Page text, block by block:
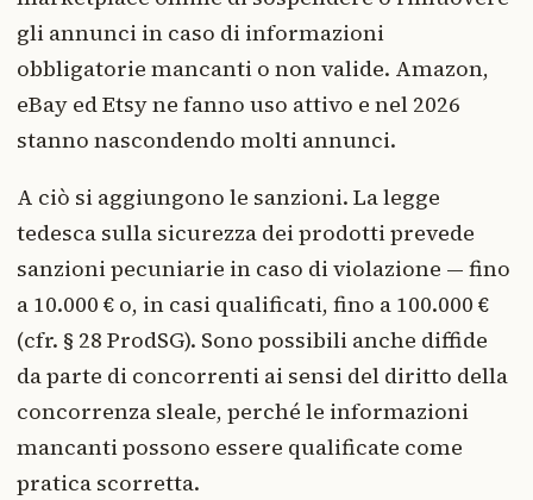
gli annunci in caso di informazioni
obbligatorie mancanti o non valide. Amazon,
eBay ed Etsy ne fanno uso attivo e nel 2026
stanno nascondendo molti annunci.
A ciò si aggiungono le sanzioni. La legge
tedesca sulla sicurezza dei prodotti prevede
sanzioni pecuniarie in caso di violazione — fino
a 10.000 € o, in casi qualificati, fino a 100.000 €
(cfr. § 28 ProdSG). Sono possibili anche diffide
da parte di concorrenti ai sensi del diritto della
concorrenza sleale, perché le informazioni
mancanti possono essere qualificate come
pratica scorretta.